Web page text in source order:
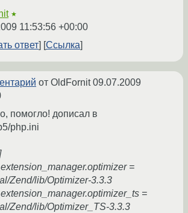
★
11:53:56 +00:00
ответ
Ссылка
от OldFornit09.07.2009
помогло! дописал в
php.ini
=
Zend/lib/Optimizer-3.3.3
=
Zend/lib/Optimizer_TS-3.3.3